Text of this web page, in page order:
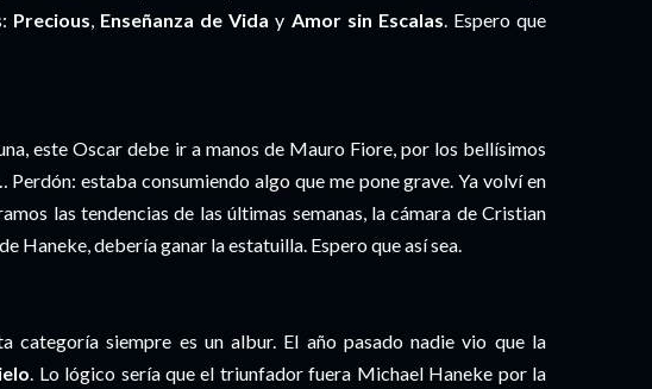
Precious,Enseñanza de Viday Amor sin Escalas. Espero que
este Oscar debe ir a manos de Mauro Fiore, por los bellísimos
Perdón: estaba consumiendo algo que me pone grave. Ya volví en
las tendencias de las últimas semanas, la cámara de Cristian
de Haneke, debería ganar la estatuilla. Espero que así sea.
categoría siempre es un albur. El año pasado nadie vio que la
. Lo lógico sería que el triunfador fuera Michael Haneke por la